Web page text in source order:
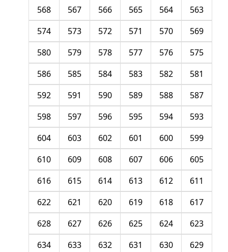
563
564
565
566
567
568
569
570
571
572
573
574
575
576
577
578
579
580
581
582
583
584
585
586
587
588
589
590
591
592
593
594
595
596
597
598
599
600
601
602
603
604
605
606
607
608
609
610
611
612
613
614
615
616
617
618
619
620
621
622
623
624
625
626
627
628
629
630
631
632
633
634